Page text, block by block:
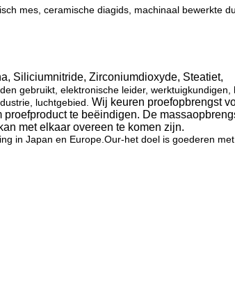
mes, ceramische diagids, machinaal bewerkte
Siliciumnitride, Zirconiumdioxyde, Steatiet,
gebruikt, elektronische leider, werktuigkundigen,
luchtgebied. Wij keuren proefopbrengst
te beëindigen. De
met elkaar overeen te komen zijn.
in Japan en Europe.Our-het doel is goederen